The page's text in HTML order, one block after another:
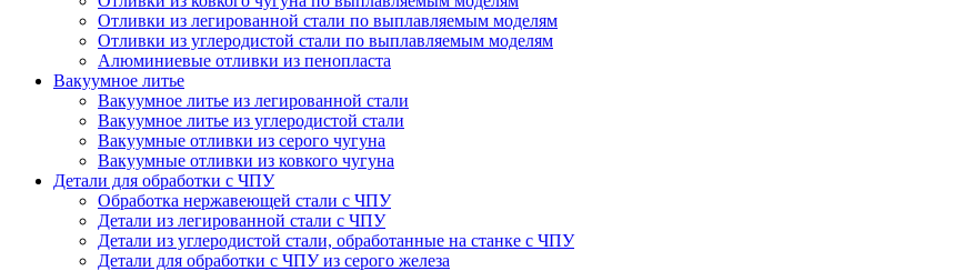
Отливки из легированной стали по выплавляемым моделям
Отливки из углеродистой стали по выплавляемым моделям
Алюминиевые отливки из пенопласта
Вакуумное литье
Вакуумное литье из легированной стали
Вакуумное литье из углеродистой стали
Вакуумные отливки из серого чугуна
Вакуумные отливки из ковкого чугуна
Детали для обработки с ЧПУ
Обработка нержавеющей стали с ЧПУ
Детали из легированной стали с ЧПУ
Детали из углеродистой стали, обработанные на станке с ЧПУ
Детали для обработки с ЧПУ из серого железа